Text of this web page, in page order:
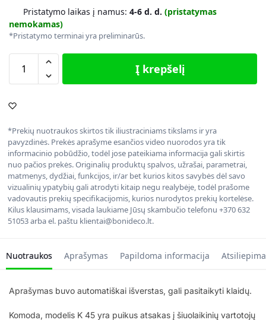
Pristatymo laikas į namus: 4-6 d. d. (pristatymas
nemokamas)
*Pristatymo terminai yra preliminarūs.
Į krepšelį
*Prekių nuotraukos skirtos tik iliustraciniams tikslams ir yra
pavyzdinės. Prekės aprašyme esančios video nuorodos yra tik
informacinio pobūdžio, todėl jose pateikiama informacija gali skirtis
nuo pačios prekės. Originalių produktų spalvos, užrašai, parametrai,
matmenys, dydžiai, funkcijos, ir/ar bet kurios kitos savybės dėl savo
vizualinių ypatybių gali atrodyti kitaip negu realybėje, todėl prašome
vadovautis prekių specifikacijomis, kurios nurodytos prekių kortelėse.
Kilus klausimams, visada laukiame Jūsų skambučio telefonu +370 632
51053 arba el. paštu klientai@bonideco.lt.
Nuotraukos Aprašymas Papildoma informacija
Aprašymas buvo automatiškai išverstas, gali pasitaikyti klaidų.
Komoda, modelis K 45 yra puikus atsakas į šiuolaikinių vartotojų